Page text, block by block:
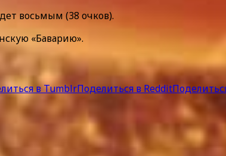
восьмым (38 очков).
«Баварию».
в TumblrПоделиться в Reddit